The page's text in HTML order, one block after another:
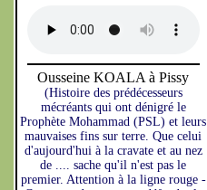
Ousseine KOALA à Pissy
(Histoire des prédécesseurs
mécréants qui ont dénigré le
Prophète Mohammad (PSL) et leurs
mauvaises fins sur terre. Que celui
d'aujourd'hui à la cravate et au nez
de .... sache qu'il n'est pas le
premier. Attention à la ligne rouge -